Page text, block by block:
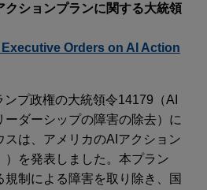
クションプランに関する大統領
Orders on AI Action
プ政権の大統領令14179（AI
ダーシップの障害の除去）に
スは、アメリカのAIアクション
）を発表しました。本プラン
制による障害を取り除き、国